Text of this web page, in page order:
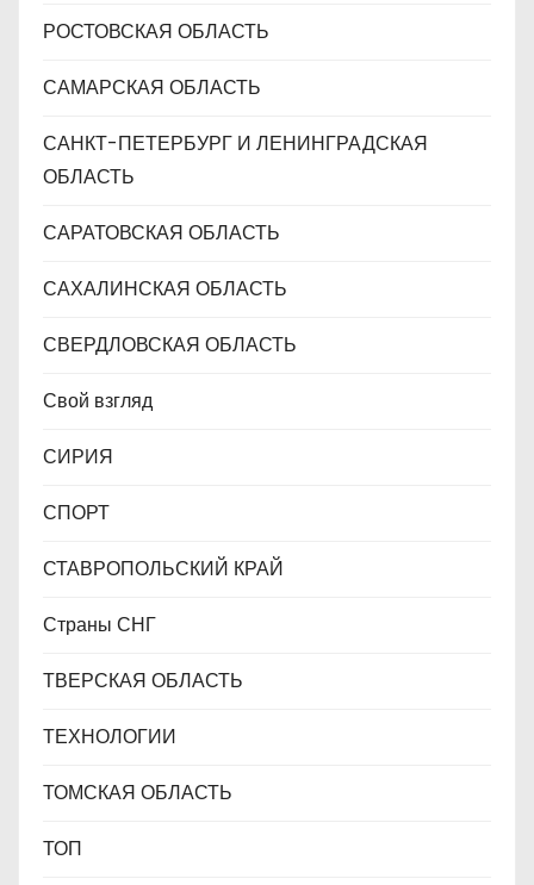
РОСТОВСКАЯ ОБЛАСТЬ
САМАРСКАЯ ОБЛАСТЬ
САНКТ-ПЕТЕРБУРГ И ЛЕНИНГРАДСКАЯ
ОБЛАСТЬ
САРАТОВСКАЯ ОБЛАСТЬ
САХАЛИНСКАЯ ОБЛАСТЬ
СВЕРДЛОВСКАЯ ОБЛАСТЬ
Свой взгляд
СИРИЯ
СПОРТ
СТАВРОПОЛЬСКИЙ КРАЙ
Страны СНГ
ТВЕРСКАЯ ОБЛАСТЬ
ТЕХНОЛОГИИ
ТОМСКАЯ ОБЛАСТЬ
ТОП